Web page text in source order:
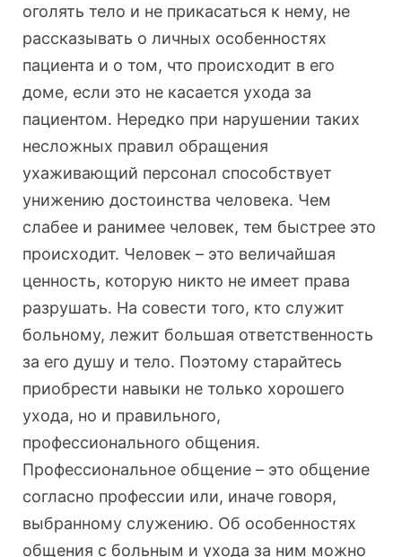
оголять тело и не прикасаться к нему, не
рассказывать о личных особенностях
пациента и о том, что происходит в его
доме, если это не касается ухода за
пациентом. Нередко при нарушении таких
несложных правил обращения
ухаживающий персонал способствует
унижению достоинства человека. Чем
слабее и ранимее человек, тем быстрее это
происходит. Человек – это величайшая
ценность, которую никто не имеет права
разрушать. На совести того, кто служит
больному, лежит большая ответственность
за его душу и тело. Поэтому старайтесь
приобрести навыки не только хорошего
ухода, но и правильного,
профессионального общения.
Профессиональное общение – это общение
согласно профессии или, иначе говоря,
выбранному служению. Об особенностях
общения с больным и ухода за ним можно